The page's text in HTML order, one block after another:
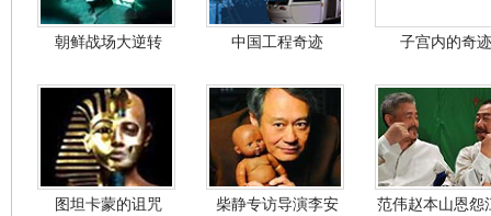
朝鲜战场大逆转 中国工程奇迹 子宫内的奇迹
图坦卡蒙的诅咒 柴静专访导演李安 范伟赵本山恩怨